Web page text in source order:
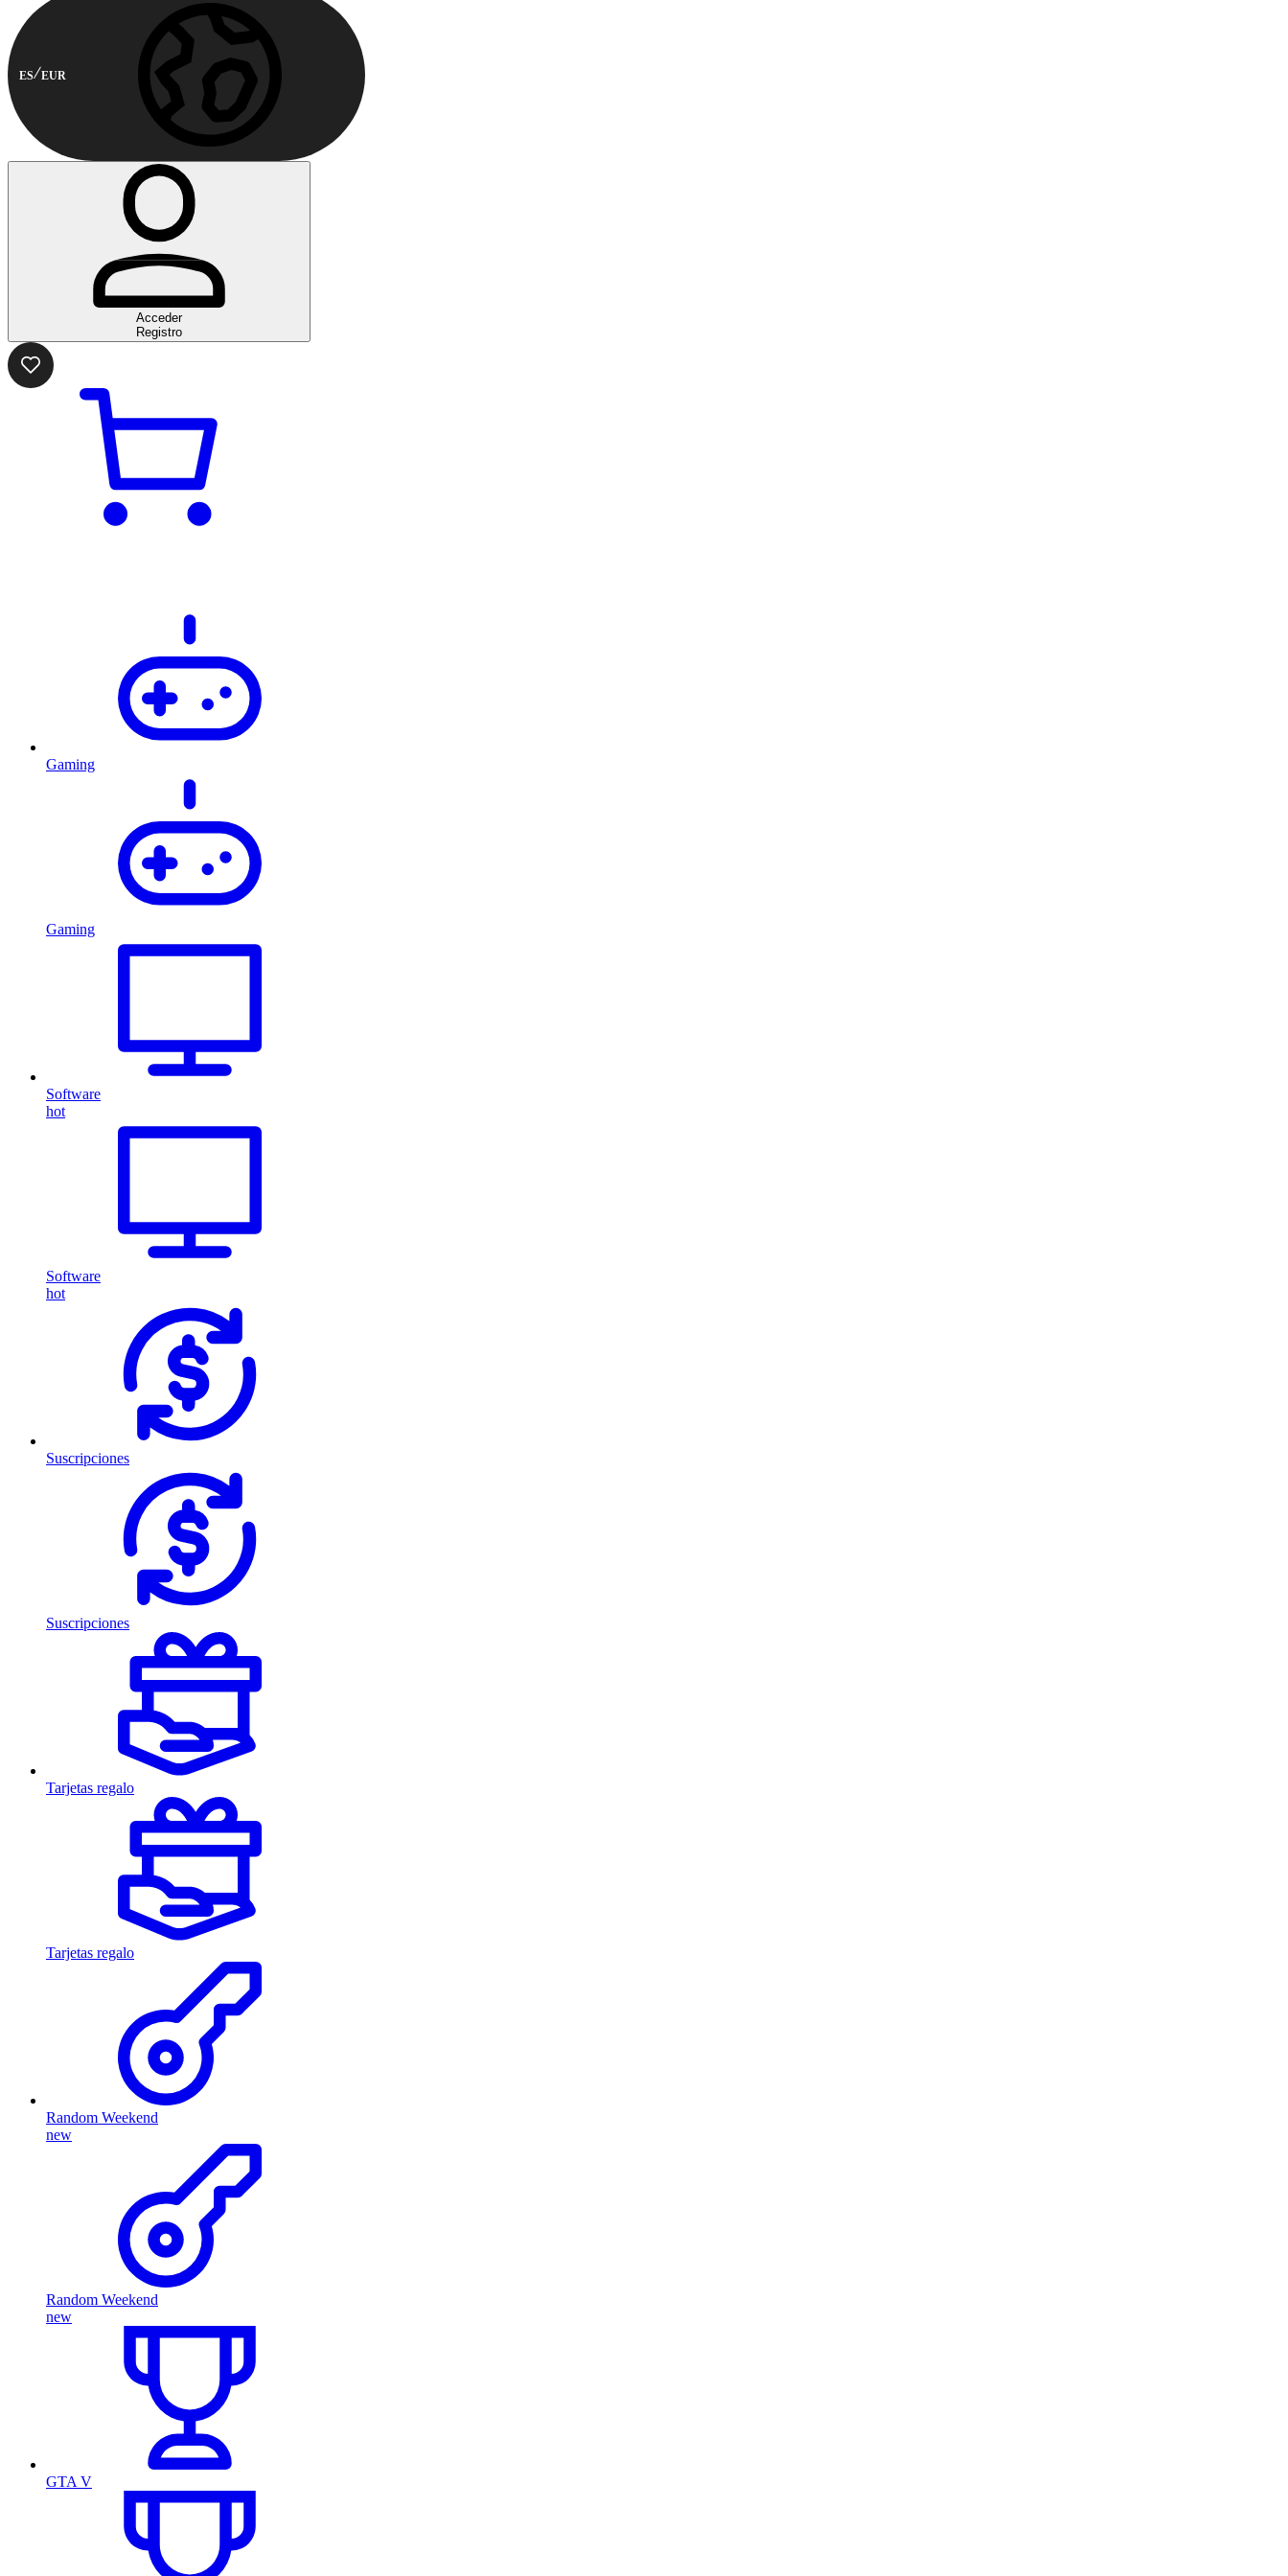
ES EUR
Acceder
Registro
Gaming
Gaming
Software
hot
Software
hot
Suscripciones
Suscripciones
Tarjetas regalo
Tarjetas regalo
Random Weekend
new
Random Weekend
new
GTA V